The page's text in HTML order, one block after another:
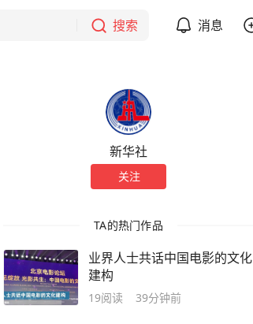
搜索 消息
新华社
关注
TA的热门作品
业界人士共话中国电影的文化
建构
19阅读 39分钟前